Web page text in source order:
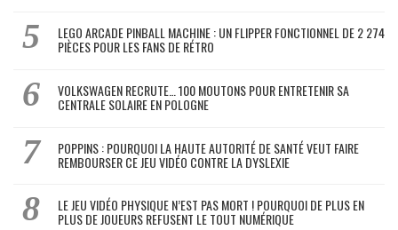
LEGO ARCADE PINBALL MACHINE : UN FLIPPER FONCTIONNEL DE 2 274
PIÈCES POUR LES FANS DE RÉTRO
VOLKSWAGEN RECRUTE… 100 MOUTONS POUR ENTRETENIR SA
CENTRALE SOLAIRE EN POLOGNE
POPPINS : POURQUOI LA HAUTE AUTORITÉ DE SANTÉ VEUT FAIRE
REMBOURSER CE JEU VIDÉO CONTRE LA DYSLEXIE
LE JEU VIDÉO PHYSIQUE N’EST PAS MORT ! POURQUOI DE PLUS EN
PLUS DE JOUEURS REFUSENT LE TOUT NUMÉRIQUE